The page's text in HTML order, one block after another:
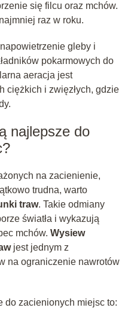
się filcu oraz mchów.
raz w roku.
gleby i
pokarmowych do
aeracja jest
ciężkich i zwięzłych, gdzie
najlepsze do
na zacienienie,
trudna, warto
traw. Takie odmiany
światła i wykazują
mchów. Wysiew
jest jednym z
na ograniczenie nawrotów
do zacienionych miejsc to: